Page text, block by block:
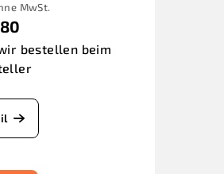
MwSt.
bestellen beim